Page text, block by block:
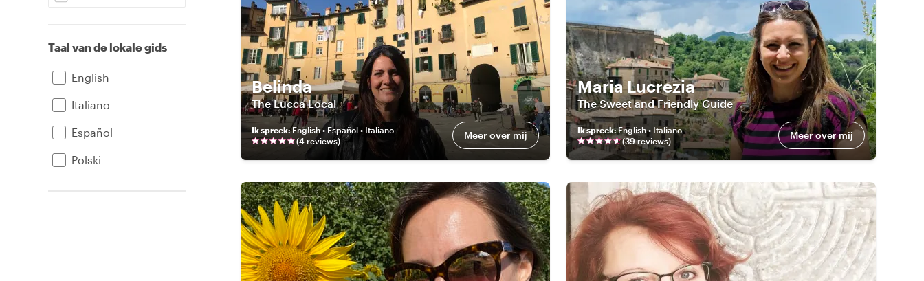
Taal van de lokale gids
English
Italiano
Español
Polski
Belinda
The Lucca Local
Ik spreek:English • Español • Italiano
(4 reviews) Meer over mij
Maria Lucrezia
The Sweet and Friendly Guide
Ik spreek:English • Italiano
(39reviews) Meer over mij